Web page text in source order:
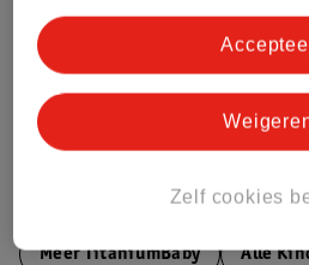
Meer
Bestel & Bezorginformatie
MeerTitaniumBaby Alle
Zelf cookies